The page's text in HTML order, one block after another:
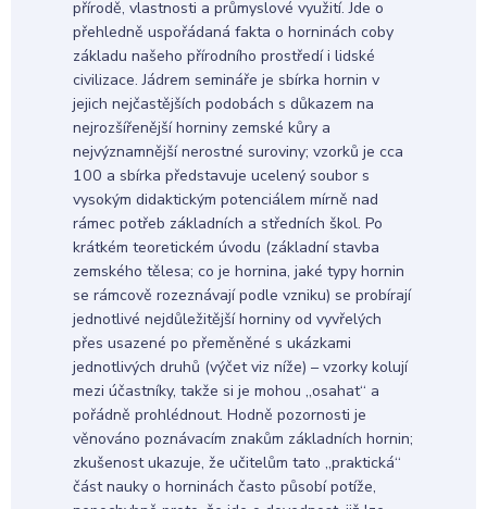
přírodě, vlastnosti a průmyslové využití. Jde o
přehledně uspořádaná fakta o horninách coby
základu našeho přírodního prostředí i lidské
civilizace. Jádrem semináře je sbírka hornin v
jejich nejčastějších podobách s důkazem na
nejrozšířenější horniny zemské kůry a
nejvýznamnější nerostné suroviny; vzorků je cca
100 a sbírka představuje ucelený soubor s
vysokým didaktickým potenciálem mírně nad
rámec potřeb základních a středních škol. Po
krátkém teoretickém úvodu (základní stavba
zemského tělesa; co je hornina, jaké typy hornin
se rámcově rozeznávají podle vzniku) se probírají
jednotlivé nejdůležitější horniny od vyvřelých
přes usazené po přeměněné s ukázkami
jednotlivých druhů (výčet viz níže) – vzorky kolují
mezi účastníky, takže si je mohou „osahat“ a
pořádně prohlédnout. Hodně pozornosti je
věnováno poznávacím znakům základních hornin;
zkušenost ukazuje, že učitelům tato „praktická“
část nauky o horninách často působí potíže,